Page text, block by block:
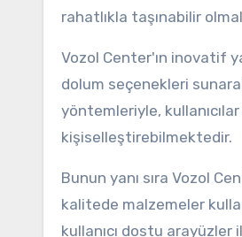
rahatlıkla taşınabilir
Vozol Center'ın inovatif
dolum seçenekleri
yöntemleriyle,
kişiselleştirebilmektedir.
Bunun yanı sıra Vozol
kalitede malzemeler
kullanıcı dostu arayüzler